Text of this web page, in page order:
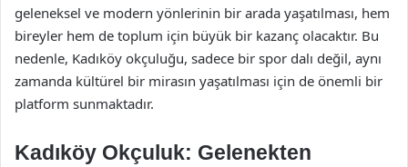
geleneksel ve modern yönlerinin bir arada yaşatılması, hem
bireyler hem de toplum için büyük bir kazanç olacaktır. Bu
nedenle, Kadıköy okçuluğu, sadece bir spor dalı değil, aynı
zamanda kültürel bir mirasın yaşatılması için de önemli bir
platform sunmaktadır.
Kadıköy Okçuluk: Gelenekten